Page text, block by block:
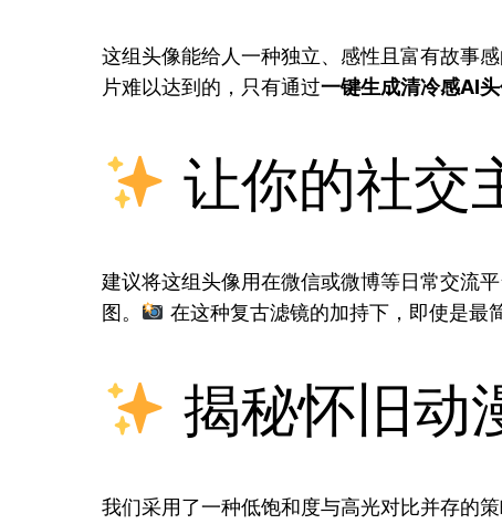
这组头像能给人一种独立、感性且富有故事
片难以达到的，只有通过一键生成清冷感AI
让你的社交
建议将这组头像用在微信或微博等日常交流
图。
在这种复古滤镜的加持下，即使是最
揭秘怀旧动
我们采用了一种低饱和度与高光对比并存的